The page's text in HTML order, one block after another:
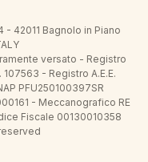
- 42011 Bagnolo in Piano
versato - Registro
- Registro A.E.E.
PFU250100397SR
- Meccanografico RE
Fiscale 00130010358